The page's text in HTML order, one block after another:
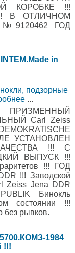
КОРОБКЕ !!!
В ОТЛИЧНОМ
№9120462 ГОД
in
подзорные
...
Carl Zeiss
УСТАНОВЛЕН
!!! С
ВЫПУСК !!!
!!! ГОД
!!! Заводской
Zeiss Jena DDR
Бинокль
состоянии !!!
без рывков.
1984
!!!